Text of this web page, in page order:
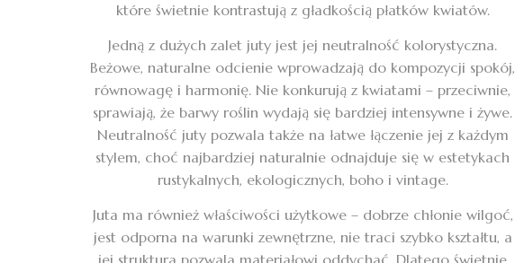
które świetnie kontrastują z gładkością płatków kwiatów.
Jedną z dużych zalet juty jest jej neutralność kolorystyczna.
Beżowe, naturalne odcienie wprowadzają do kompozycji spokój,
równowagę i harmonię. Nie konkurują z kwiatami – przeciwnie,
sprawiają, że barwy roślin wydają się bardziej intensywne i żywe.
Neutralność juty pozwala także na łatwe łączenie jej z każdym
stylem, choć najbardziej naturalnie odnajduje się w estetykach
rustykalnych, ekologicznych, boho i vintage.
Juta ma również właściwości użytkowe – dobrze chłonie wilgoć,
jest odporna na warunki zewnętrzne, nie traci szybko kształtu, a